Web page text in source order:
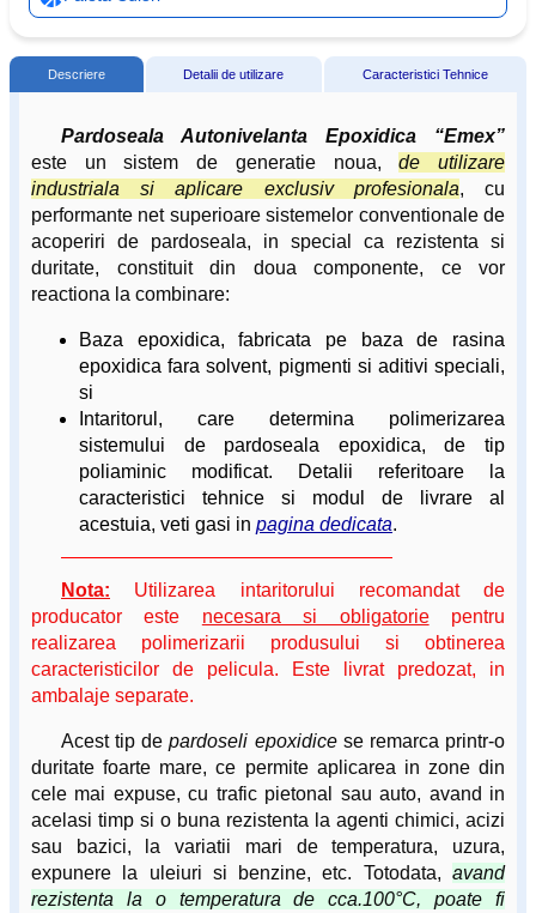
Descriere Detalii de utilizare Caracteristici Tehnice
Pardoseala Autonivelanta Epoxidica “Emex”
este un sistem de generatie noua,de utilizare
industriala si aplicare exclusiv profesionala, cu
performante net superioare sistemelor conventionale de
acoperiri de pardoseala, in special ca rezistenta si
duritate, constituit din doua componente, ce vor
reactiona la combinare:
Baza epoxidica, fabricata pe baza de rasina
epoxidica fara solvent, pigmenti si aditivi speciali,
si
Intaritorul, care determina polimerizarea
sistemului de pardoseala epoxidica, de tip
poliaminic modificat. Detalii referitoare la
caracteristici tehnice si modul de livrare al
acestuia, veti gasi in pagina dedicata.
Nota: Utilizarea intaritorului recomandat de
producator este necesara si obligatoriepentru
realizarea polimerizarii produsului si obtinerea
caracteristicilor de pelicula. Este livrat predozat, in
ambalaje separate.
Acest tip depardoseli epoxidicese remarca printr-o
duritate foarte mare, ce permite aplicarea in zone din
cele mai expuse, cu trafic pietonal sau auto, avand in
acelasi timp si o buna rezistenta la agenti chimici, acizi
sau bazici, la variatii mari de temperatura, uzura,
expunere la uleiuri si benzine, etc. Totodata, avand
rezistenta la o temperatura de cca.100°C, poate fi